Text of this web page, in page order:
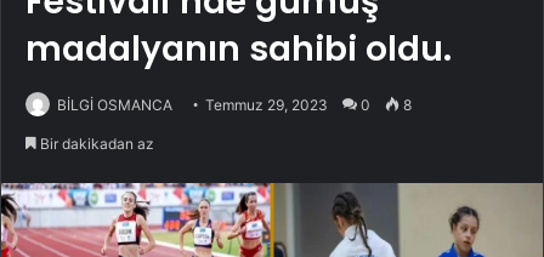
madalyanın sahibi oldu.
BİLGİ OSMANCA Temmuz 29, 2023 0 8
Bir dakikadan az